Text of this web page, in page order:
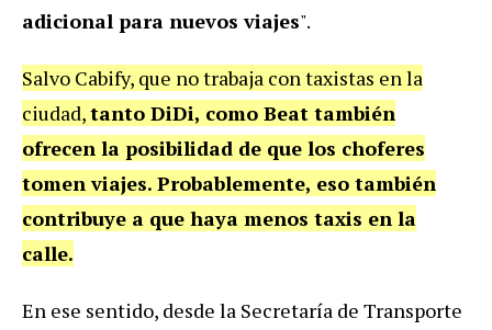
adicional para nuevos viajes".
Salvo Cabify, que no trabaja con taxistas en la
ciudad,tanto DiDi, como Beat también
ofrecen la posibilidad de que los choferes
tomen viajes. Probablemente, eso también
contribuye a que haya menos taxis en la
calle.
En ese sentido, desde la Secretaría de Transporte